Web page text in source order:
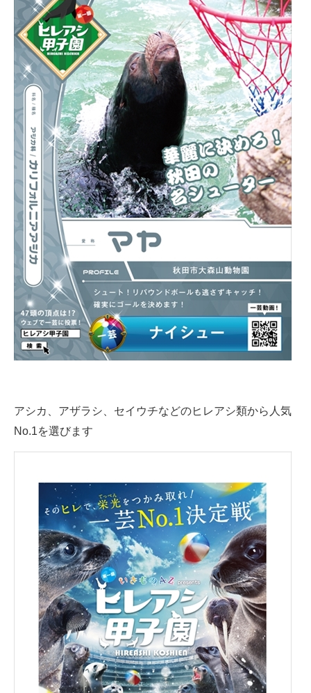
アシカ、アザラシ、セイウチなどのヒレアシ類から人気
No.1を選びます